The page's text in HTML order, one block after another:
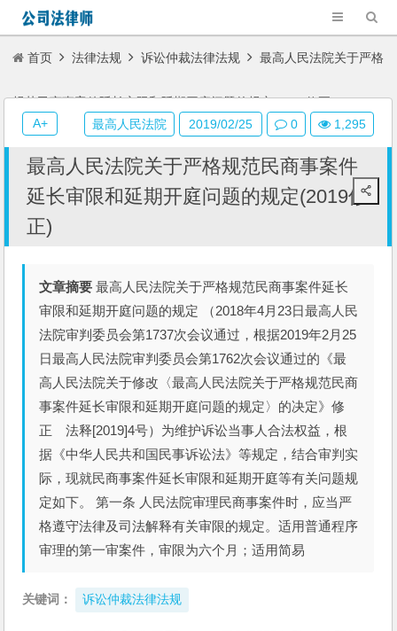
首页 法律法规 诉讼仲裁法律法规 最高人民法院关于严格
规范民商事案件延长审限和延期开庭问题的规定(2019修正)
最高人民法院关于严格规范民商事案件
延长审限和延期开庭问题的规定(2019修
正)
文章摘要 最高人民法院关于严格规范民商事案件延长
审限和延期开庭问题的规定 （2018年4月23日最高人民
法院审判委员会第1737次会议通过，根据2019年2月25
日最高人民法院审判委员会第1762次会议通过的《最
高人民法院关于修改〈最高人民法院关于严格规范民商
事案件延长审限和延期开庭问题的规定〉的决定》修
正 法释[2019]4号）为维护诉讼当事人合法权益，根
据《中华人民共和国民事诉讼法》等规定，结合审判实
际，现就民商事案件延长审限和延期开庭等有关问题规
定如下。 第一条 人民法院审理民商事案件时，应当严
格遵守法律及司法解释有关审限的规定。适用普通程序
审理的第一审案件，审限为六个月；适用简易
关键词： 诉讼仲裁法律法规
最高人民法院 2019/02/25 0 1,295
A+